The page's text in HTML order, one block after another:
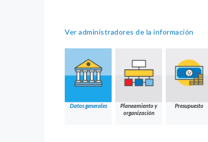
Ver administradores de la información
Datos generales
Planeamiento y
organización
Presupuesto